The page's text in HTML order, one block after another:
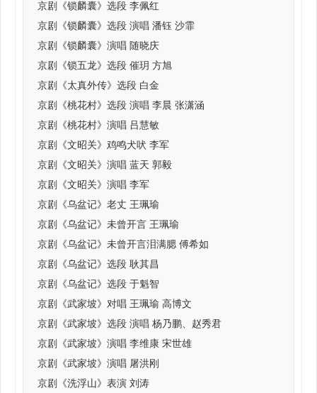
京剧《锁麟囊》选段 李佩红
京剧《锁麟囊》选段 演唱 潘钰 沙霏
京剧《锁麟囊》演唱 随晓庆
京剧《锁五龙》选段 催玥 方旭
京剧《太真外传》选段 白金
京剧《桃花村》选段 演唱 李晨 张潇涵
京剧《桃花村》演唱 吕慧敏
京剧《文昭关》鸡鸣犬吠 李军
京剧《文昭关》演唱 蓝天 郭毅
京剧《文昭关》演唱 李军
京剧《乌盆记》老丈 王珮瑜
京剧《乌盆记》未曾开言 王珮瑜
京剧《乌盆记》未曾开言泪满腮 傅希如
京剧《乌盆记》选段 耿其昌
京剧《乌盆记》选段 于魁智
京剧《武家坡》对唱 王珮瑜 高博文
京剧《武家坡》选段 演唱 杨乃鹏、赵秀君
京剧《武家坡》演唱 李维康 宋世雄
京剧《武家坡》演唱 屠洪刚
京剧《洗浮山》表演 刘涛